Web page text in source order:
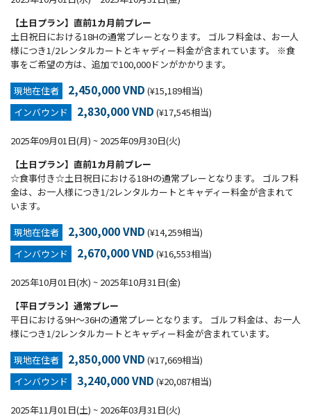
【土日プラン】直前1カ月前プレー
土日祝日における18Hの通常プレーとなります。 ゴルフ料金は、お一人
様につき1/2レンタルカートとキャディー料金が含まれています。 ※食
事をご希望の方は、追加で100,000ドンがかかります。
現地在住者
2,450,000 VND (¥15,189相当)
インバウンド
2,830,000 VND (¥17,545相当)
2025年09月01日(月) ~ 2025年09月30日(火)
【土日プラン】直前1カ月前プレー
☆食事付き☆土日祝日における18Hの通常プレーとなります。 ゴルフ料
金は、お一人様につき1/2レンタルカートとキャディー料金が含まれて
います。
現地在住者
2,300,000 VND (¥14,259相当)
インバウンド
2,670,000 VND (¥16,553相当)
2025年10月01日(水) ~ 2025年10月31日(金)
【平日プラン】通常プレー
平日における9H～36Hの通常プレーとなります。 ゴルフ料金は、お一人
様につき1/2レンタルカートとキャディー料金が含まれています。
現地在住者
2,850,000 VND (¥17,669相当)
インバウンド
3,240,000 VND (¥20,087相当)
2025年11月01日(土) ~ 2026年03月31日(火)